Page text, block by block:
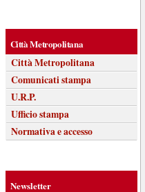
Città Metropolitana
Città Metropolitana
Comunicati stampa
U.R.P.
Ufficio stampa
Normativa e accesso
Newsletter